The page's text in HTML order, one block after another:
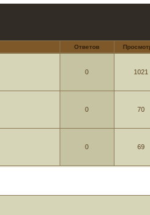
Ответов
0
1021
0
70
0
69